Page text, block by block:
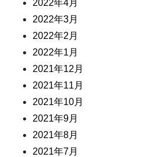
2022年4月
2022年3月
2022年2月
2022年1月
2021年12月
2021年11月
2021年10月
2021年9月
2021年8月
2021年7月